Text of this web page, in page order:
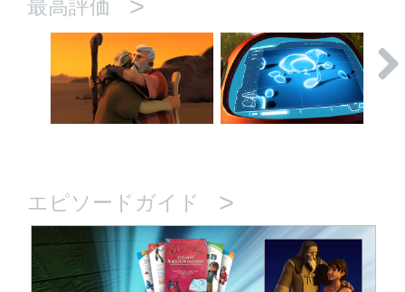
最高評価 >
エピソードガイド >